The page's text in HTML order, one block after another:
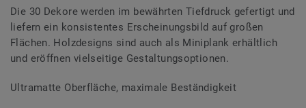
Die 30 Dekore werden im bewährten Tiefdruck gefertigt und
liefern ein konsistentes Erscheinungsbild auf großen
Flächen. Holzdesigns sind auch als Miniplank erhältlich
und eröffnen vielseitige Gestaltungsoptionen.
Ultramatte Oberfläche, maximale Beständigkeit